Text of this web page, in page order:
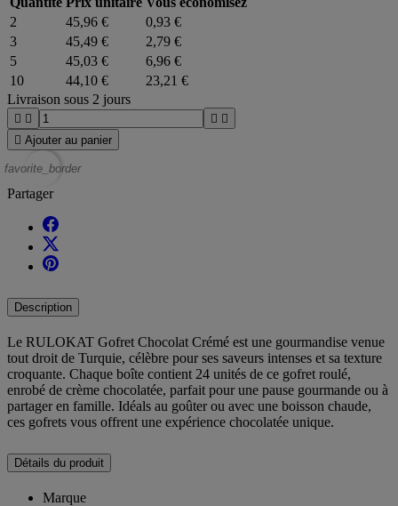
2
45,96 €
0,93 €
3
45,49 €
2,79 €
5
45,03 €
6,96 €
10
44,10 €
23,21 €
Livraison sous 2 jours
   
 Ajouter au panier
favorite_border
Partager
Description
Le RULOKAT Gofret Chocolat Crémé est une gourmandise venue
tout droit de Turquie, célèbre pour ses saveurs intenses et sa texture
croquante. Chaque boîte contient 24 unités de ce gofret roulé,
enrobé de crème chocolatée, parfait pour une pause gourmande ou à
partager en famille. Idéals au goûter ou avec une boisson chaude,
ces gofrets vous offrent une expérience chocolatée unique.
Détails du produit
Marque